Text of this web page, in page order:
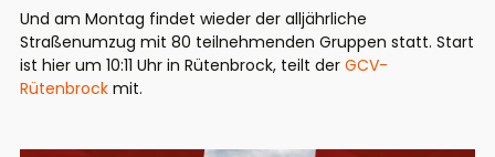
Und am Montag findet wieder der alljährliche
Straßenumzug mit 80 teilnehmenden Gruppen statt. Start
ist hier um 10:11 Uhr in Rütenbrock, teilt der GCV-
Rütenbrock mit.